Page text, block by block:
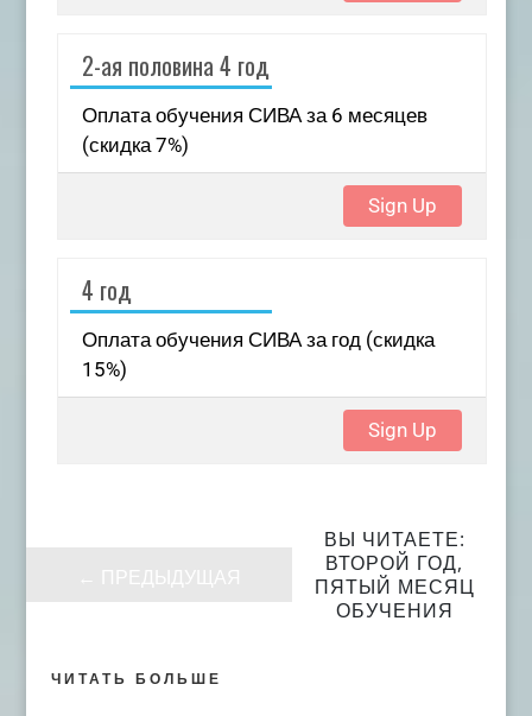
2-ая половина 4 год
Оплата обучения СИВА за 6 месяцев
(скидка 7%)
Sign Up
4 год
Оплата обучения СИВА за год (скидка
15%)
Sign Up
ВЫ ЧИТАЕТЕ:
ВТОРОЙ ГОД,
ПЯТЫЙ МЕСЯЦ
ОБУЧЕНИЯ
ЧИТАТЬ БОЛЬШЕ